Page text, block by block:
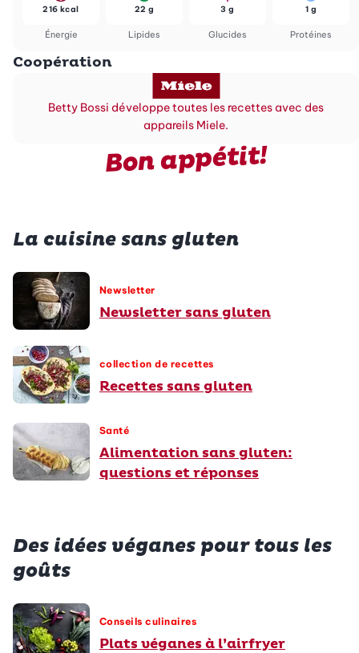
Énergie
216 kcal
Lipides
22 g
Glucides
3 g
Protéines
1 g
Coopération
Betty Bossi développe toutes les recettes avec des
appareils Miele.
Bon appétit!
La cuisine sans gluten
Newsletter
Newsletter sans gluten
collection de recettes
Recettes sans gluten
Santé
Alimentation sans gluten:
questions et réponses
Des idées véganes pour tous les
goûts
Conseils culinaires
Plats véganes à l’airfryer